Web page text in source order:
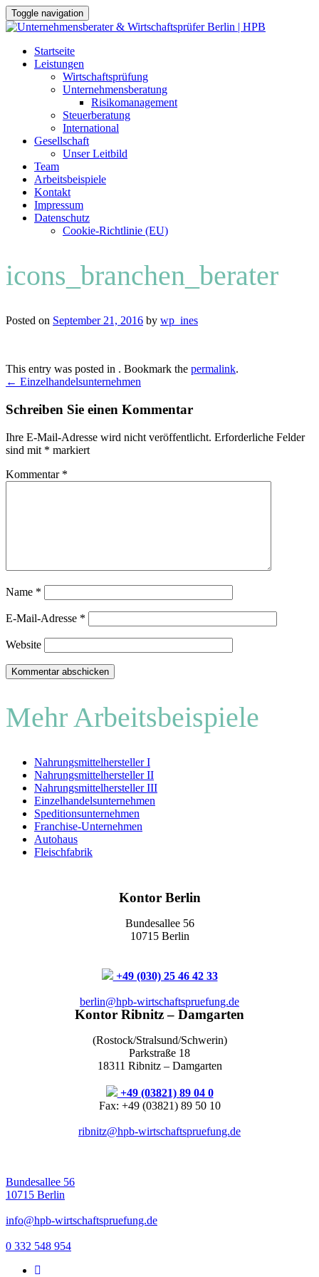
Toggle navigation
Skip
Startseite
Leistungen
Wirtschaftsprüfung
Unternehmensberatung
Risikomanagement
Steuerberatung
International
Gesellschaft
Unser Leitbild
Team
Arbeitsbeispiele
Kontakt
Impressum
Datenschutz
Cookie-Richtlinie (EU)
icons_branchen_berater
Posted on September 21, 2016 by wp_ines
This entry was posted in . Bookmark the permalink.
Post
navigation
← Einzelhandelsunternehmen
Schreiben Sie einen Kommentar
Ihre E-Mail-Adresse wird nicht veröffentlicht. Erforderliche Felder
sind mit * markiert
Kommentar *
Name *
E-Mail-Adresse *
Website
Mehr Arbeitsbeispiele
Nahrungsmittelhersteller I
Nahrungsmittelhersteller II
Nahrungsmittelhersteller III
Einzelhandelsunternehmen
Speditionsunternehmen
Franchise-Unternehmen
Autohaus
Fleischfabrik
Kontor Berlin
Bundesallee 56
10715 Berlin
+49 (030) 25 46 42 33
berlin@hpb-wirtschaftspruefung.de
Kontor Ribnitz – Damgarten
(Rostock/Stralsund/Schwerin)
Parkstraße 18
18311 Ribnitz – Damgarten
+49 (03821) 89 04 0
Fax: +49 (03821) 89 50 10
ribnitz@hpb-wirtschaftspruefung.de
Bundesallee 56
10715 Berlin
info@hpb-wirtschaftspruefung.de
0 332 548 954